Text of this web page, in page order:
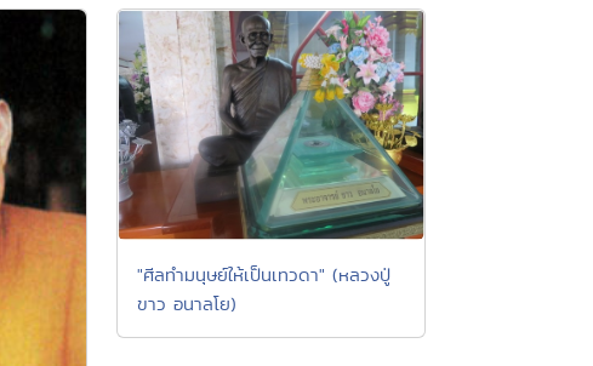
"ศีลทำมนุษย์ให้เป็นเทวดา" (หลวงปู่
ขาว อนาลโย)